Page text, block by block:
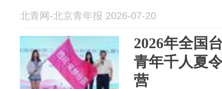
北青网-北京青年报 2026-07-20
2026年全国
青年千人夏
营